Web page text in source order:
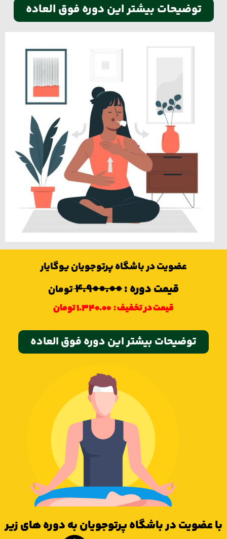
توضيحات بیشتر این دوره فوق العاده
عضویت در باشگاه پرتوجویان یوگایار
قیمت دوره :4.900.00تومان
قیمت در تخفیف :1.340.00 تومان
توضيحات بیشتر این دوره فوق العاده
عضویت در باشگاه پرتوجویان به دوره های زیر